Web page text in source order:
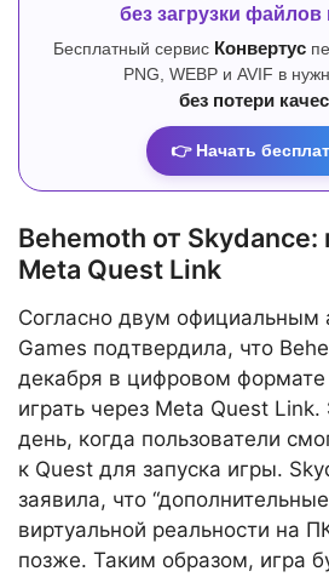
без загрузки файлов
Бесплатный сервис Конвертус
PNG, WEBP и AVIF в
без потери
👉 Начать
Behemoth от
Meta Quest Link
Согласно двум официальным
Games подтвердила, что
декабря в цифровом
играть через Meta Quest
день, когда пользователи
к Quest для запуска игры.
заявила, что
виртуальной реальности на
позже. Таким образом, игра